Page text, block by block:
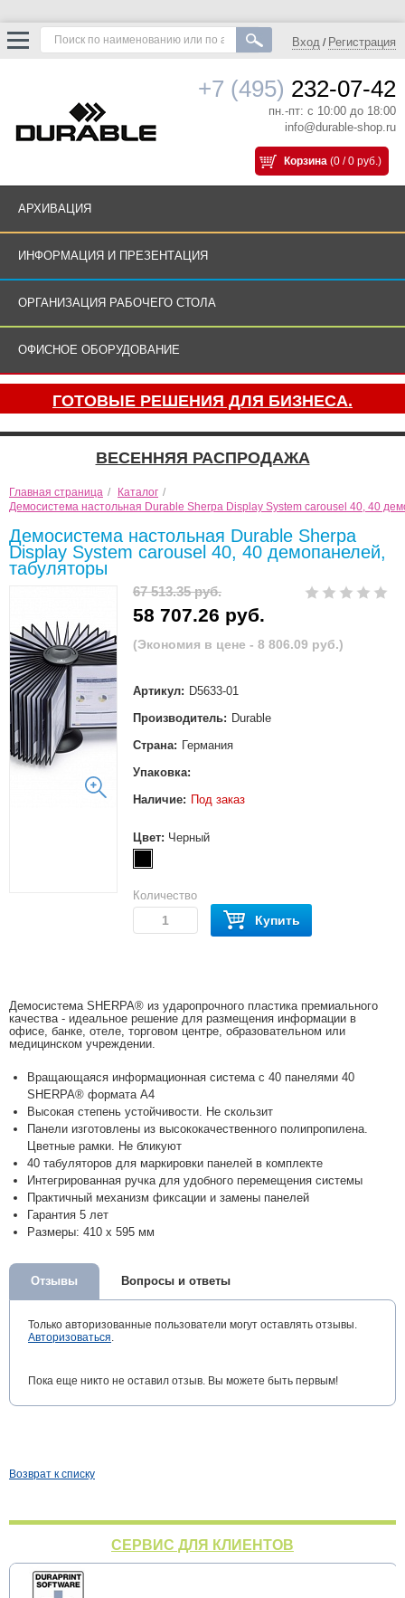
Вход / Регистрация
+7 (495) 232-07-42
пн.-пт: с 10:00 до 18:00
info@durable-shop.ru
Корзина (0 / 0 руб.)
АРХИВАЦИЯ
ИНФОРМАЦИЯ И ПРЕЗЕНТАЦИЯ
ОРГАНИЗАЦИЯ РАБОЧЕГО СТОЛА
ОФИСНОЕ ОБОРУДОВАНИЕ
ГОТОВЫЕ РЕШЕНИЯ ДЛЯ БИЗНЕСА.
ВЕСЕННЯЯ РАСПРОДАЖА
Главная страница / Каталог /
Демосистема настольная Durable Sherpa Display System carousel 40, 40
Демосистема настольная Durable Sherpa
Display System carousel 40, 40 демопанелей,
табуляторы
67 513.35 руб.
58 707.26 руб.
(Экономия в цене - 8 806.09 руб.)
Артикул: D5633-01
Производитель: Durable
Страна: Германия
Упаковка:
Наличие: Под заказ
Цвет: Черный
Количество
Купить
Демосистема SHERPA® из ударопрочного пластика премиального
качества - идеальное решение для размещения информации в
офисе, банке, отеле, торговом центре, образовательном или
медицинском учреждении.
Вращающаяся информационная система с 40 панелями 40
SHERPA® формата А4
Высокая степень устойчивости. Не скользит
Панели изготовлены из высококачественного полипропилена.
Цветные рамки. Не бликуют
40 табуляторов для маркировки панелей в комплекте
Интегрированная ручка для удобного перемещения системы
Практичный механизм фиксации и замены панелей
Гарантия 5 лет
Размеры: 410 x 595 мм
Отзывы Вопросы и ответы
Только авторизованные пользователи могут оставлять отзывы.
Авторизоваться.
Пока еще никто не оставил отзыв. Вы можете быть первым!
Возврат к списку
СЕРВИС ДЛЯ КЛИЕНТОВ